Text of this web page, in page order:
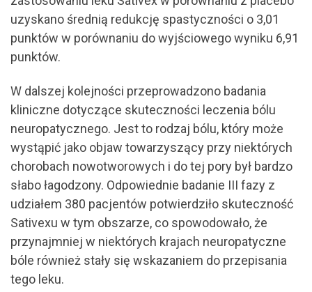
uzyskano średnią redukcję spastyczności o 3,01
punktów w porównaniu do wyjściowego wyniku 6,91
punktów.
W dalszej kolejności przeprowadzono badania
kliniczne dotyczące skuteczności leczenia bólu
neuropatycznego. Jest to rodzaj bólu, który może
wystąpić jako objaw towarzyszący przy niektórych
chorobach nowotworowych i do tej pory był bardzo
słabo łagodzony. Odpowiednie badanie III fazy z
udziałem 380 pacjentów potwierdziło skuteczność
Sativexu w tym obszarze, co spowodowało, że
przynajmniej w niektórych krajach neuropatyczne
bóle również stały się wskazaniem do przepisania
tego leku.